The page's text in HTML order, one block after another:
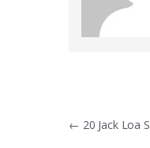
Điều
← 20 Jack Loa